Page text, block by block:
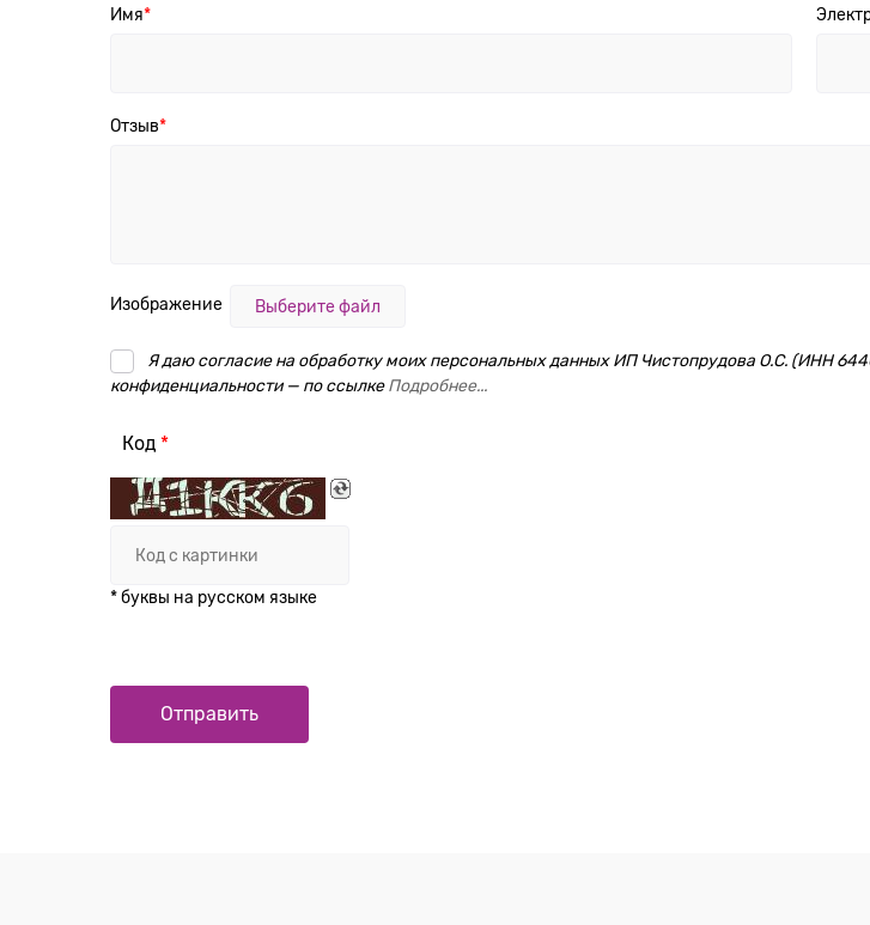
Имя
Отзыв
Изображение Выберите файл
Я даю согласие на обработку моих персональных данных ИП Чистопрудова О.С. (ИНН
конфиденциальности — по ссылкеПодробнее...
Код
* буквы на русском языке